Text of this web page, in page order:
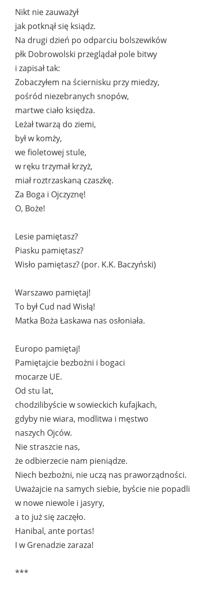
Nikt nie zauważył
jak potknął się ksiądz.
Na drugi dzień po odparciu bolszewików
płk Dobrowolski przeglądał pole bitwy
i zapisał tak:
Zobaczyłem na ściernisku przy miedzy,
pośród niezebranych snopów,
martwe ciało księdza.
Leżał twarzą do ziemi,
był w komży,
we fioletowej stule,
w ręku trzymał krzyż,
miał roztrzaskaną czaszkę.
Za Boga i Ojczyznę!
O, Boże!
Lesie pamiętasz?
Piasku pamiętasz?
Wisło pamiętasz? (por. K.K. Baczyński)
Warszawo pamiętaj!
To był Cud nad Wisłą!
Matka Boża Łaskawa nas osłoniała.
Europo pamiętaj!
Pamiętajcie bezbożni i bogaci
mocarze UE.
Od stu lat,
chodzilibyście w sowieckich kufajkach,
gdyby nie wiara, modlitwa i męstwo
naszych Ojców.
Nie straszcie nas,
że odbierzecie nam pieniądze.
Niech bezbożni, nie uczą nas praworządności.
Uważajcie na samych siebie, byście nie popadli
w nowe niewole i jasyry,
a to już się zaczęło.
Hanibal, ante portas!
I w Grenadzie zaraza!
***